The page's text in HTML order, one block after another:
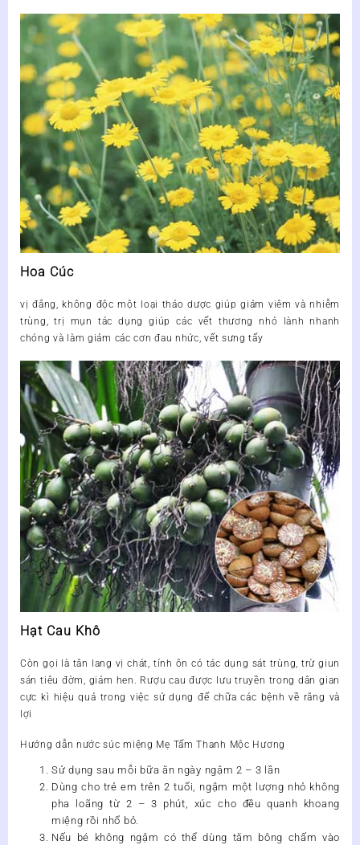
Hoa Cúc
vị đắng, không độc một loại thảo dược giúp giảm viêm và nhiễm
trùng, trị mụn tác dụng giúp các vết thương nhỏ lành nhanh
chóng và làm giảm các cơn đau nhức, vết sưng tấy
Hạt Cau Khô
Còn gọi là tân lang vị chát, tính ôn có tác dụng sát trùng, trừ giun
sán tiêu đờm, giảm hen. Rượu cau được lưu truyền trong dân gian
cực kì hiệu quả trong việc sử dụng để chữa các bệnh về răng và
lợi
Hướng dẫn nước súc miệng Mẹ Tấm Thanh Mộc Hương
Sử dụng sau mỗi bữa ăn ngày ngậm 2 – 3 lần
Dùng cho trẻ em trên 2 tuổi, ngậm một lượng nhỏ không
pha loãng từ 2 – 3 phút, xúc cho đều quanh khoang
miệng rồi nhổ bỏ.
Nếu bé không ngậm có thể dùng tăm bông chấm vào